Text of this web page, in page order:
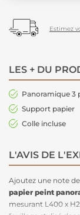
Estimez
LES + DU
Panoramique 3
Support papier
Colle incluse
L'AVIS DE
Ajoutez une note
papier peint
mesurant L400 x